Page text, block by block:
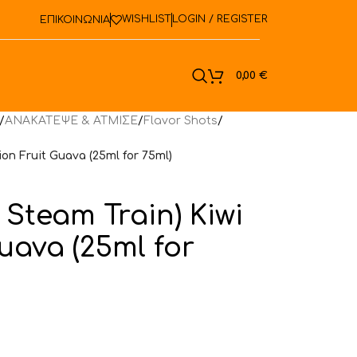
ΕΠΙΚΟΙΝΩΝΙΑ WISHLIST LOGIN / REGISTER
0,00 €
/ΑΝΑΚΑΤΕΨΕ & ΑΤΜΙΣΕ/Flavor Shots/
Fruit Guava (25ml for 75ml)
Train) Kiwi
(25ml for